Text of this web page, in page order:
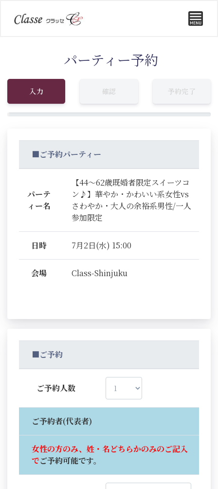
パーティー予約
入力 確認 予約完了
■ご予約パーティー
パーテ
ィー名
【44～62歳既婚者限定スイーツコ
ン♪】華やか・かわいい系女性vs
さわやか・大人の余裕系男性/一人
参加限定
日時 7月2日(水) 15:00
会場 Class-Shinjuku
■ご予約
ご予約人数
ご予約者(代表者)
女性の方のみ、姓・名どちらかのみのご記入
でご予約可能です。